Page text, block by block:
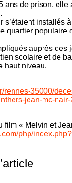
ans de prison, elle
s’étaient installés
quartier populaire
auprès des
scolaire et de
haut niveau.
rennes-35000/
jean-mc-
film « Melvin et
php/index.php?